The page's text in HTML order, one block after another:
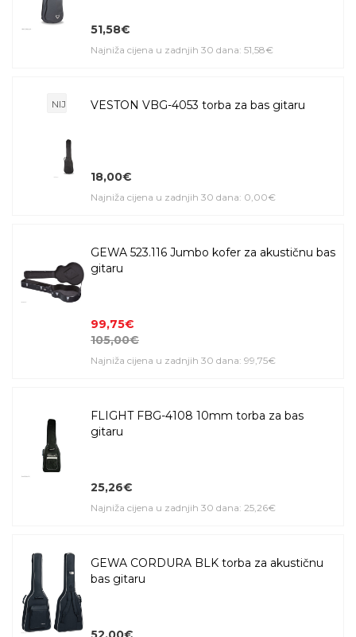
51,58€
Najniža cijena u zadnjih 30 dana: 51,58€
NIJE NA STANJUVESTON VBG-4053 torba za bas gitaru
18,00€
Najniža cijena u zadnjih 30 dana: 0,00€
GEWA 523.116 Jumbo kofer za akustičnu bas
gitaru
99,75€
105,00€
Najniža cijena u zadnjih 30 dana: 99,75€
FLIGHT FBG-4108 10mm torba za bas
gitaru
25,26€
Najniža cijena u zadnjih 30 dana: 25,26€
GEWA CORDURA BLK torba za akustičnu
bas gitaru